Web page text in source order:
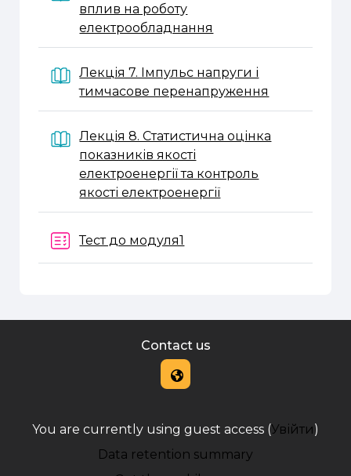
вплив на роботу
електрообладнання
Лекція 7. Імпульс напруги і
тимчасове перенапруження
Лекція 8. Статистична оцінка
показників якості
електроенергії та контроль
якості електроенергіїBook
Тест до модуля1
Contact us
You are currently using guest access (Увійти)
Data retention summary